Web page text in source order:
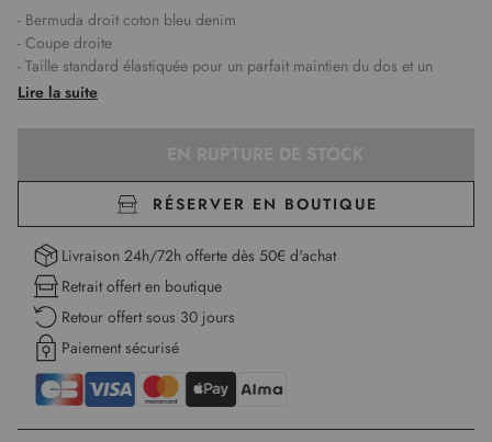
- Bermuda droit coton bleu denim
- Coupe droite
- Taille standard élastiquée pour un parfait maintien du dos et un
confort optimal
- Tissu léger, stretch et souple
- Monique mesure 1,75m et porte une taille 1
Lire la suite
RÉSERVER EN BOUTIQUE
Livraison 24h/72h offerte dès 50€ d'achat
Retrait offert en boutique
Retour offert sous 30 jours
Paiement sécurisé